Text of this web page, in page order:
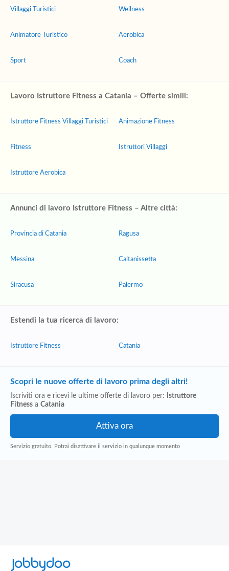
Villaggi Turistici
Animatore Turistico
Sport
Wellness
Aerobica
Coach
Lavoro Istruttore Fitness a Catania – Offerte simili:
Istruttore Fitness Villaggi Turistici
Fitness
Istruttore Aerobica
Animazione Fitness
Istruttori Villaggi
Annunci di lavoro Istruttore Fitness – Altre città:
Provincia di Catania
Messina
Siracusa
Ragusa
Caltanissetta
Palermo
Estendi la tua ricerca di lavoro:
Istruttore Fitness Catania
Scopri le nuove offerte di lavoro prima degli altri!
Iscriviti ora e ricevi le ultime offerte di lavoro per:
Istruttore
Fitness a Catania
Servizio gratuito. Potrai disattivare il servizio in qualunque momento
Jobbydoo